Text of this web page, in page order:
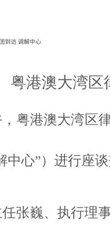
到访 调解中心
粤港澳大湾区
粤港澳大湾区
中心”）进行座谈
张巍、执行理